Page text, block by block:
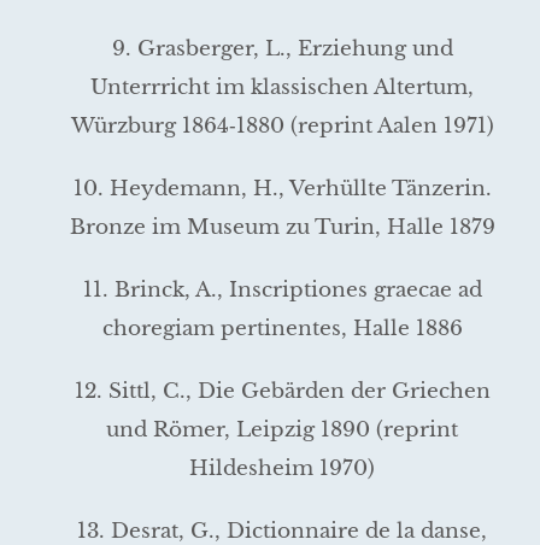
9. Grasberger, L., Erziehung und
Unterrricht im klassischen Alter­tum,
Würzburg 1864‑1880 (reprint Aalen 1971)
10. Heydemann, H., Verhüllte Tänzerin.
Bronze im Museum zu Turin, Halle 1879
11. Brinck, A., Inscriptiones graecae ad
choregiam pertinentes, Halle 1886
12. Sittl, C., Die Gebärden der Griechen
und Römer, Leipzig 1890 (reprint
Hildesheim 1970)
13. Desrat, G., Dictionnaire de la danse,